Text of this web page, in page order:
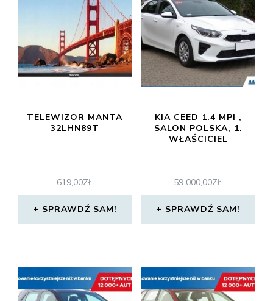
TELEWIZOR MANTA
32LHN89T
619,00ZŁ
SPRAWDŹ SAM!
KIA CEED 1.4 MPI ,
SALON POLSKA, 1.
WŁAŚCICIEL
59 000,00ZŁ
SPRAWDŹ SAM!